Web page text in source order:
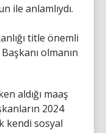
ile anlamlıydı.
title önemli
olmanın
aldığı maaş
2024
kendi sosyal